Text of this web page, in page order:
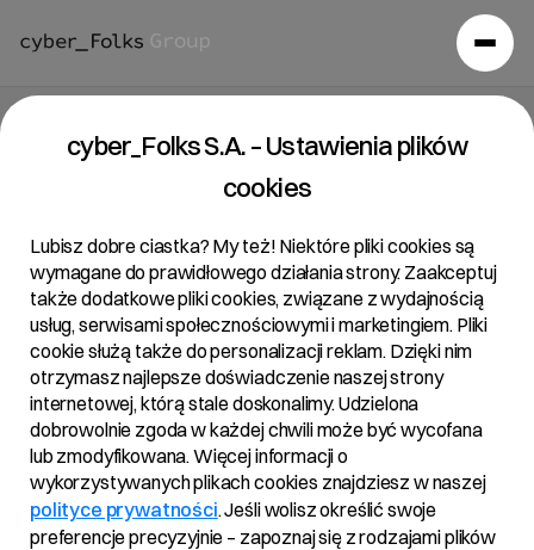
Raport bieżący 41/2018
Temat:
Ujawnienie stanu posiadania
Podstawa Prawna:
Art. 70 pkt 1 Ustawy o ofercie – nabycie lub zbycie
znacznego pakietu akcji
Treść:
cyber_Folks S.A. – Ustawienia plików
cookies
Lubisz dobre ciastka? My też! Niektóre pliki cookies są
wymagane do prawidłowego działania strony. Zaakceptuj
także dodatkowe pliki cookies, związane z wydajnością
usług, serwisami społecznościowymi i marketingiem. Pliki
cookie służą także do personalizacji reklam. Dzięki nim
otrzymasz najlepsze doświadczenie naszej strony
internetowej, którą stale doskonalimy. Udzielona
dobrowolnie zgoda w każdej chwili może być wycofana
lub zmodyfikowana. Więcej informacji o
wykorzystywanych plikach cookies znajdziesz w naszej
polityce prywatności. Jeśli wolisz określić swoje
preferencje precyzyjnie – zapoznaj się z rodzajami plików